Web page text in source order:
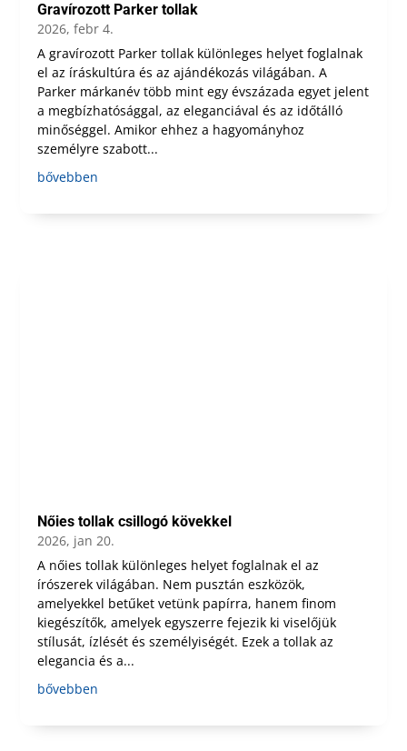
Gravírozott Parker tollak
2026, febr 4.
A gravírozott Parker tollak különleges helyet foglalnak
el az íráskultúra és az ajándékozás világában. A
Parker márkanév több mint egy évszázada egyet jelent
a megbízhatósággal, az eleganciával és az időtálló
minőséggel. Amikor ehhez a hagyományhoz
személyre szabott...
bővebben
Nőies tollak csillogó kövekkel
2026, jan 20.
A nőies tollak különleges helyet foglalnak el az
írószerek világában. Nem pusztán eszközök,
amelyekkel betűket vetünk papírra, hanem finom
kiegészítők, amelyek egyszerre fejezik ki viselőjük
stílusát, ízlését és személyiségét. Ezek a tollak az
elegancia és a...
bővebben